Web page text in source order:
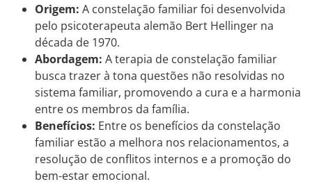
Origem: A constelação familiar foi desenvolvida
pelo psicoterapeuta alemão Bert Hellinger na
década de 1970.
Abordagem: A terapia de constelação familiar
busca trazer à tona questões não resolvidas no
sistema familiar, promovendo a cura e a harmonia
entre os membros da família.
Benefícios: Entre os benefícios da constelação
familiar estão a melhora nos relacionamentos, a
resolução de conflitos internos e a promoção do
bem-estar emocional.